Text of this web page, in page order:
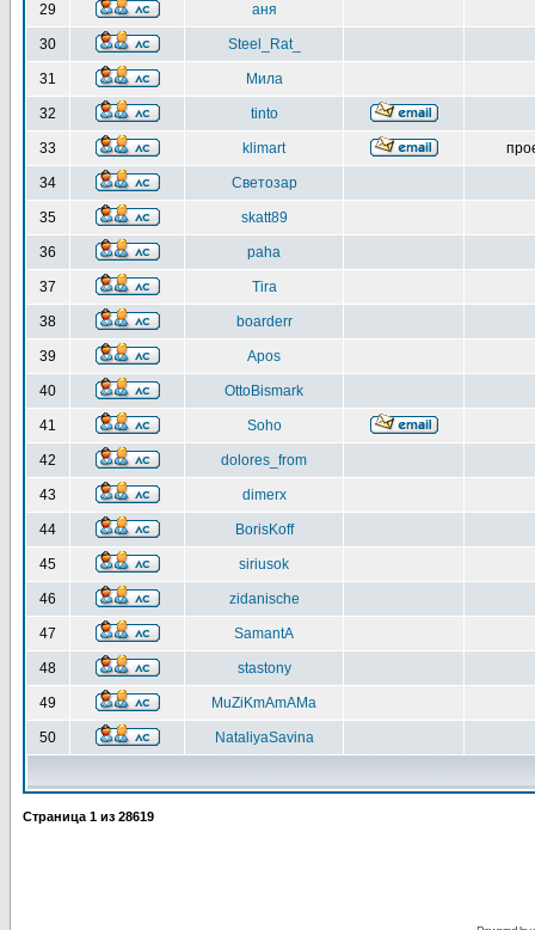
29 аня
30 Steel_Rat_
31 Мила
32 tinto
33 klimart
34 Светозар
35 skatt89
36 paha
37 Tira
38 boarderr
39 Apos
40 OttoBismark
41 Soho
42 dolores_from
43 dimerx
44 BorisKoff
45 siriusok
46 zidanische
47 SamantA
48 stastony
49 MuZiKmAmAMa
50 NataliyaSavina
Страница 1 из 28619